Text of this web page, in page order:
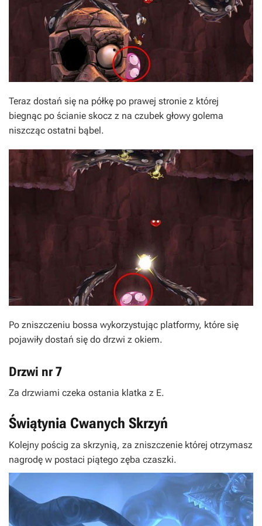
Teraz dostań się na półkę po prawej stronie z której
biegnąc po ścianie skocz z na czubek głowy golema
niszcząc ostatni bąbel.
Po zniszczeniu bossa wykorzystując platformy, które się
pojawiły dostań się do drzwi z okiem.
Drzwi nr 7
Za drzwiami czeka ostania klatka z E.
Świątynia Cwanych Skrzyń
Kolejny pościg za skrzynią, za zniszczenie której otrzymasz
nagrodę w postaci piątego zęba czaszki.